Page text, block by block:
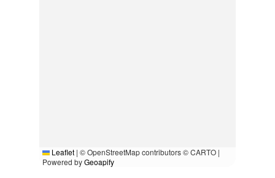
Leaflet | © OpenStreetMap contributors © CARTO |
Powered byGeoapify